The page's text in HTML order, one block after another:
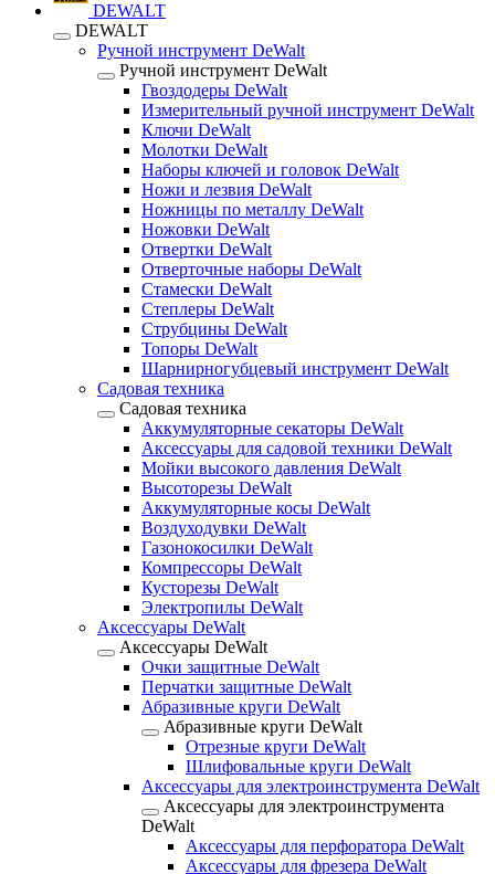
DEWALT
DEWALT
Ручной инструмент DeWalt
Ручной инструмент DeWalt
Гвоздодеры DeWalt
Измерительный ручной инструмент DeWalt
Ключи DeWalt
Молотки DeWalt
Наборы ключей и головок DeWalt
Ножи и лезвия DeWalt
Ножницы по металлу DeWalt
Ножовки DeWalt
Отвертки DeWalt
Отверточные наборы DeWalt
Стамески DeWalt
Степлеры DeWalt
Струбцины DeWalt
Топоры DeWalt
Шарнирногубцевый инструмент DeWalt
Садовая техника
Садовая техника
Аккумуляторные секаторы DeWalt
Аксессуары для садовой техники DeWalt
Мойки высокого давления DeWalt
Высоторезы DeWalt
Аккумуляторные косы DeWalt
Воздуходувки DeWalt
Газонокосилки DeWalt
Компрессоры DeWalt
Кусторезы DeWalt
Электропилы DeWalt
Аксессуары DeWalt
Аксессуары DeWalt
Очки защитные DeWalt
Перчатки защитные DeWalt
Абразивные круги DeWalt
Абразивные круги DeWalt
Отрезные круги DeWalt
Шлифовальные круги DeWalt
Аксессуары для электроинструмента DeWalt
Аксессуары для электроинструмента
DeWalt
Аксессуары для перфоратора DeWalt
Аксессуары для фрезера DeWalt